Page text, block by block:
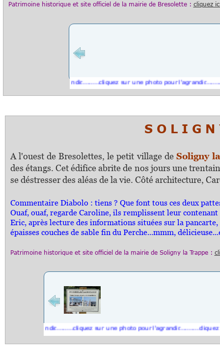
Patrimoine historique et site officiel de la mairie de Bresolette : cliquez
photo pour l'agrandir.........cliquez sur une photo pour
S O L I G
A l'ouest de Bresolettes, le petit village de Soligny
des étangs. Cet édifice abrite de nos jours une
se déstresser des aléas de la vie. Côté architecture,
Commentaire Diabolo : tiens ? Que font tous ces deux
Ouaf, ouaf, regarde Caroline, ils remplissent leur
Eric, après lecture des informations situées sur la
épaisses couches de sable fin du Perche...mmm,
Patrimoine historique et site officiel de la mairie de Soligny la Trappe:
l'agrandir.........cliquez sur une photo pour l'agrandir..........cliquez